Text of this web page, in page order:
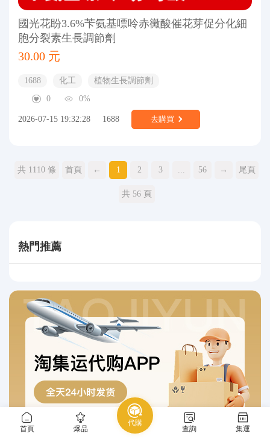
首頁 爆品
代購
查詢 集運
國光花盼3.6%苄氨基嘌呤赤黴酸催花芽促分化細
胞分裂素生長調節劑
30.00 元
1688 化工
植物生長調節劑
0
0%
2026-07-15 19:32:28 1688 去購買
共 1110 條 首頁 ← 1 2 3 56 → 尾頁
共 56 頁
熱門推薦